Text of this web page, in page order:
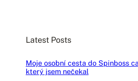
h
Latest Posts
Moje osobní cesta do Spinboss
který jsem nečekal